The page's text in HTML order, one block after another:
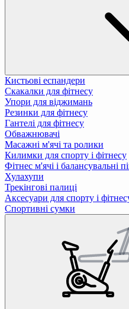
Кистьові еспандери
Скакалки для фітнесу
Упори для віджимань
Резинки для фітнесу
Гантелі для фітнесу
Обважнювачі
Масажні м'ячі та ролики
Килимки для спорту і фітнесу
Фітнес м'ячі і балансувальні
Хулахупи
Трекінгові палиці
Аксесуари для спорту і
Спортивні сумки